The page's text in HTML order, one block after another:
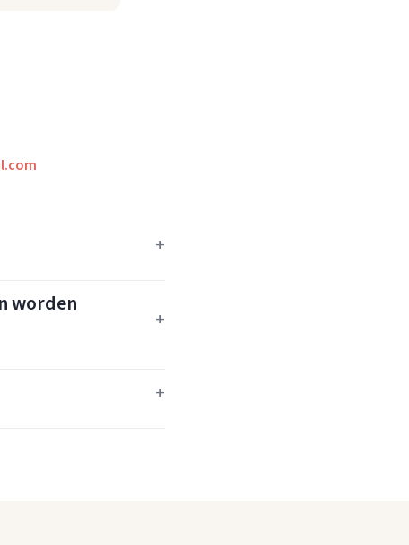
worden